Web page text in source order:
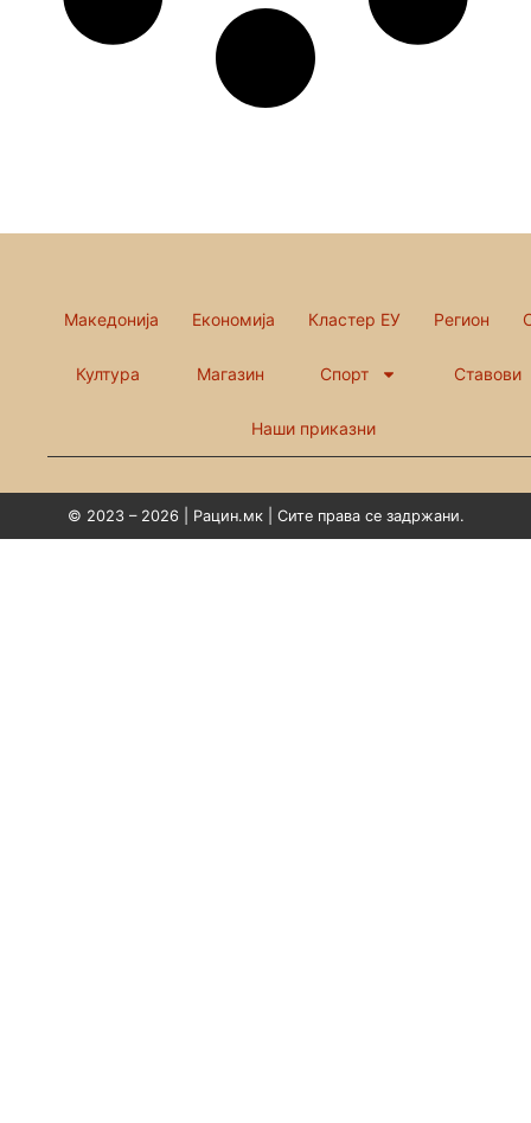
Македонија Економија Кластер ЕУ Регион
Култура Магазин Спорт Ставови
Наши приказни
© 2023 – 2026 | Рацин.мк | Сите права се задржани.